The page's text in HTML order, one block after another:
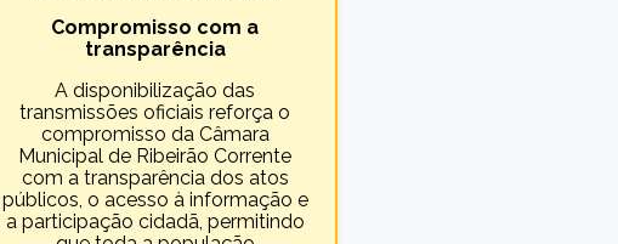
Compromisso com a
transparência
A disponibilização das
transmissões oficiais reforça o
compromisso da Câmara
Municipal de Ribeirão Corrente
com a transparência dos atos
públicos, o acesso à informação e
a participação cidadã, permitindo